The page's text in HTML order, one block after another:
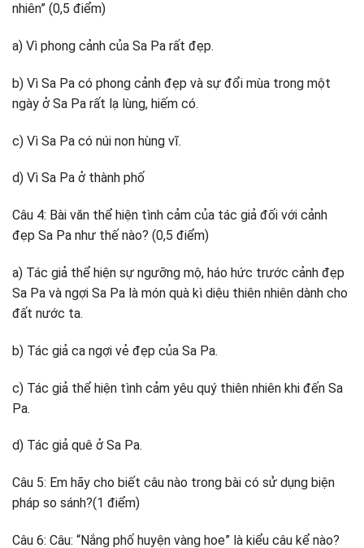
nhiên” (0,5 điểm)
a) Vì phong cảnh của Sa Pa rất đẹp.
b) Vì Sa Pa có phong cảnh đẹp và sự đổi mùa trong một
ngày ở Sa Pa rất lạ lùng, hiếm có.
c) Vì Sa Pa có núi non hùng vĩ.
d) Vì Sa Pa ở thành phố
Câu 4: Bài văn thể hiện tình cảm của tác giả đối với cảnh
đẹp Sa Pa như thế nào? (0,5 điểm)
a) Tác giả thể hiện sự ngưỡng mộ, háo hức trước cảnh đẹp
Sa Pa và ngợi Sa Pa là món quà kì diệu thiên nhiên dành cho
đất nước ta.
b) Tác giả ca ngợi vẻ đẹp của Sa Pa.
c) Tác giả thể hiện tình cảm yêu quý thiên nhiên khi đến Sa
Pa.
d) Tác giả quê ở Sa Pa.
Câu 5: Em hãy cho biết câu nào trong bài có sử dụng biện
pháp so sánh?(1 điểm)
Câu 6: Câu: “Nắng phố huyện vàng hoe” là kiểu câu kể nào?